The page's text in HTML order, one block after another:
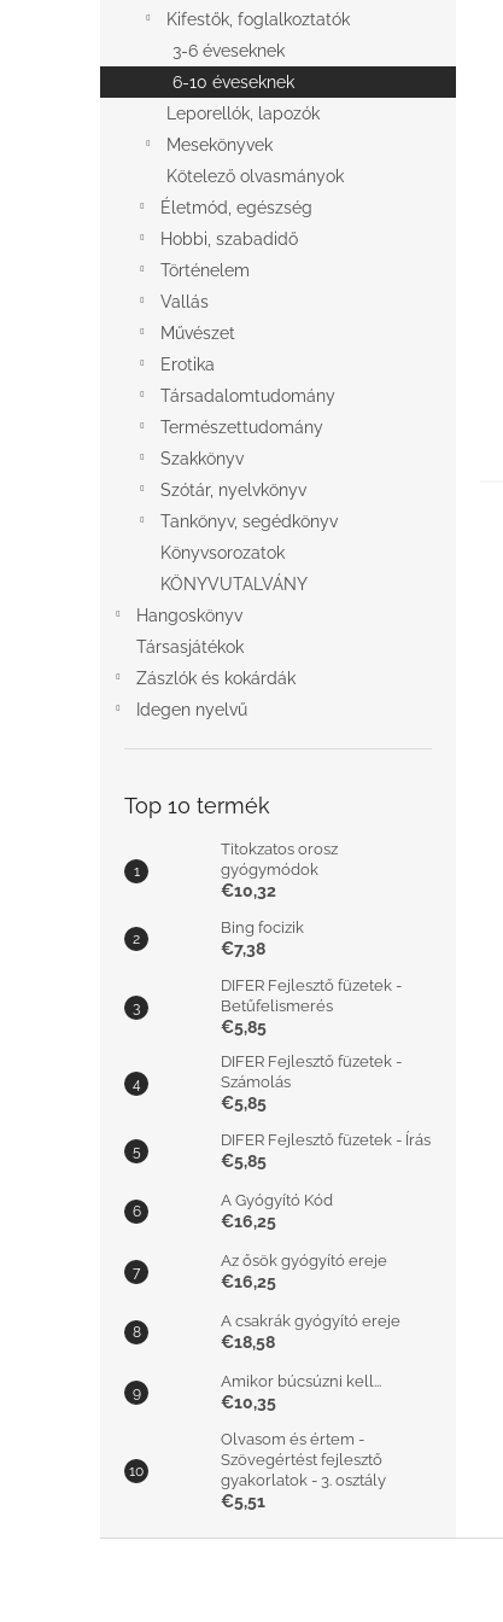
Kifestők, foglalkoztatók
3-6 éveseknek
6-10 éveseknek
Leporellók, lapozók
Mesekönyvek
Kötelező olvasmányok
Életmód, egészség
Hobbi, szabadidő
Történelem
Vallás
Művészet
Erotika
Társadalomtudomány
Természettudomány
Szakkönyv
Szótár, nyelvkönyv
Tankönyv, segédkönyv
Könyvsorozatok
KÖNYVUTALVÁNY
Hangoskönyv
Társasjátékok
Zászlók és kokárdák
Idegen nyelvű
Top 10 termék
Titokzatos orosz
gyógymódok
€10,32
Bing focizik
€7,38
DIFER Fejlesztő füzetek -
Betűfelismerés
€5,85
DIFER Fejlesztő füzetek -
Számolás
€5,85
DIFER Fejlesztő füzetek - Írás
€5,85
A Gyógyító Kód
€16,25
Az ősök gyógyító ereje
€16,25
A csakrák gyógyító ereje
€18,58
Amikor búcsúzni kell...
€10,35
Olvasom és értem -
Szövegértést fejlesztő
gyakorlatok - 3. osztály
€5,51